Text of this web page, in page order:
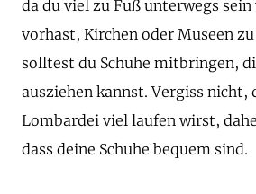
da du viel zu Fuß unterwegs
vorhast, Kirchen oder Museen
solltest du Schuhe mitbringen,
ausziehen kannst. Vergiss nicht,
Lombardei viel laufen wirst,
dass deine Schuhe bequem sind.